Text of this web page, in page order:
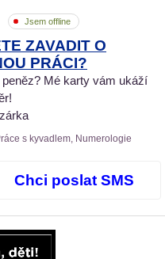
Jsem offline
ZAVADIT O
PRÁCI?
Mé karty vám ukáží
s kyvadlem, Numerologie
Chci poslat SMS